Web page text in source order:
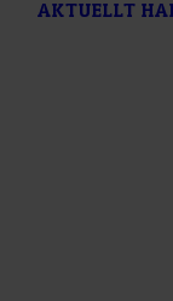
AKTUELLT